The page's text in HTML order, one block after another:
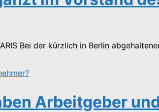
Bei der kürzlich in Berlin
Arbeitgeber